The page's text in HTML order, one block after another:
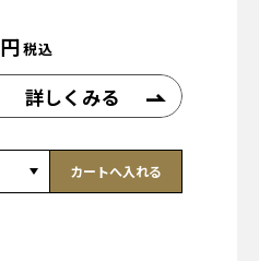
円税込
詳しくみる
カートへ入れる